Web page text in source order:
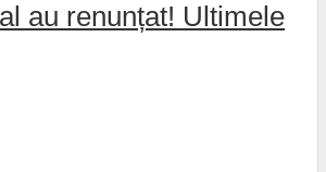
au renunțat! Ultimele